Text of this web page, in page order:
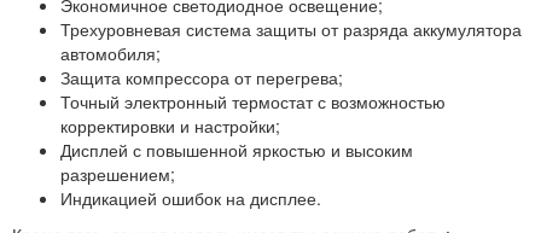
Экономичное светодиодное освещение;
Трехуровневая система защиты от разряда аккумулятора
автомобиля;
Защита компрессора от перегрева;
Точный электронный термостат с возможностью
корректировки и настройки;
Дисплей с повышенной яркостью и высоким
разрешением;
Индикацией ошибок на дисплее.